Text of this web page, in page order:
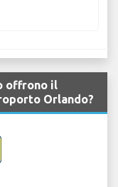
offrono il
Orlando?